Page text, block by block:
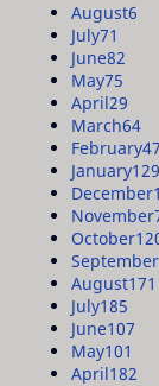
August6
July71
June82
May75
April29
March64
February47
January129
December
November
October
September
August171
July185
June107
May101
April182